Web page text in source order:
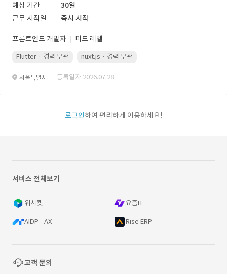
예상 기간
30일
근무 시작일
즉시 시작
프론트엔드 개발자 미드 레벨
Flutter · 경력 무관 nuxt.js · 경력 무관
서울특별시 · 등록일자 2026.07.28.
로그인하여 편리하게 이용하세요!
서비스 전체보기
위시켓 요즘IT
AIDP - AX Rise ERP
고객 문의